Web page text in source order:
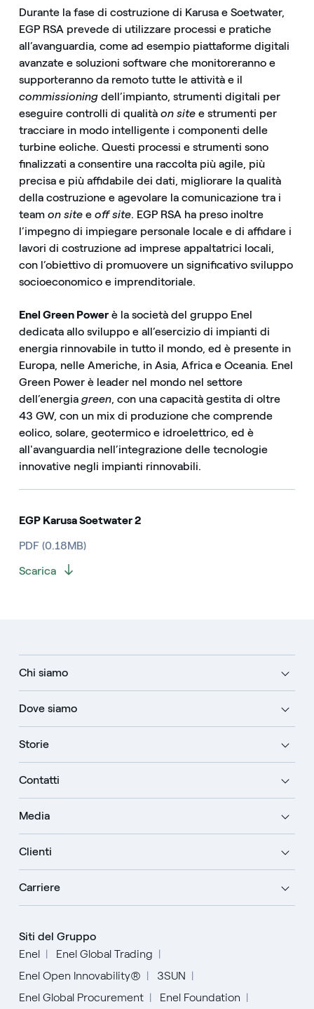
Durante la fase di costruzione di Karusa e Soetwater,
EGP RSA prevede di utilizzare processi e pratiche
all’avanguardia, come ad esempio piattaforme digitali
avanzate e soluzioni software che monitoreranno e
supporteranno da remoto tutte le attività e il
commissioningdell’impianto, strumenti digitali per
eseguire controlli di qualità on sitee strumenti per
tracciare in modo intelligente i componenti delle
turbine eoliche. Questi processi e strumenti sono
finalizzati a consentire una raccolta più agile, più
precisa e più affidabile dei dati, migliorare la qualità
della costruzione e agevolare la comunicazione tra i
team on sitee off site. EGP RSA ha preso inoltre
l’impegno di impiegare personale locale e di affidare i
lavori di costruzione ad imprese appaltatrici locali,
con l’obiettivo di promuovere un significativo sviluppo
socioeconomico e imprenditoriale.
Enel Green Powerè la società del gruppo Enel
dedicata allo sviluppo e all’esercizio di impianti di
energia rinnovabile in tutto il mondo, ed è presente in
Europa, nelle Americhe, in Asia, Africa e Oceania. Enel
Green Power è leader nel mondo nel settore
dell’energia green, con una capacità gestita di oltre
43 GW, con un mix di produzione che comprende
eolico, solare, geotermico e idroelettrico, ed è
all'avanguardia nell’integrazione delle tecnologie
innovative negli impianti rinnovabili.
EGP Karusa Soetwater 2
PDF (0.18MB)
Scarica
Chi siamo
Dove siamo
Storie
Contatti
Media
Clienti
Carriere
Siti del Gruppo
Enel
Enel Global Trading
Enel Open Innovability®
3SUN
Enel Global Procurement
Enel Foundation